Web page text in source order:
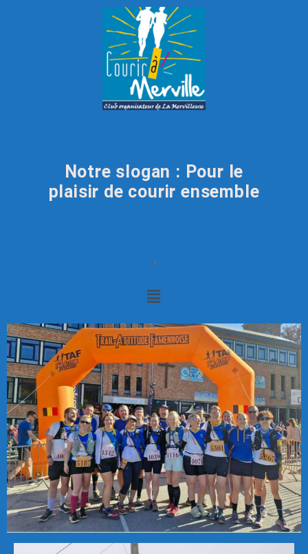
Notre slogan : Pour le
plaisir de courir ensemble